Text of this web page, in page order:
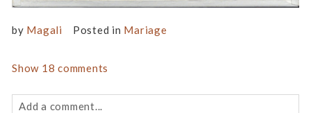
by Magali Posted in Mariage
Show 18 comments
Add a comment...